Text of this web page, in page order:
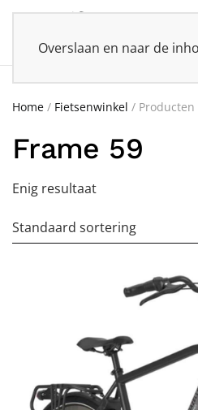
Overslaan en naar de
Home / Fietsenwinkel / Producten
Frame 59
Enig resultaat